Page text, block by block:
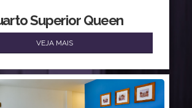
Superior Queen
VEJA MAIS